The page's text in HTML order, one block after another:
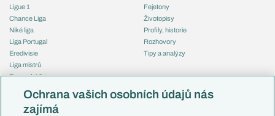
Ligue 1
Chance Liga
Niké liga
Liga Portugal
Eredivisie
Liga mistrů
Evropská liga
Mistrovství světa
Liga národů
Fejetony
Životopisy
Profily, historie
Rozhovory
Tipy a analýzy
Česko
Ochrana vašich osobních údajů nás
zajímá